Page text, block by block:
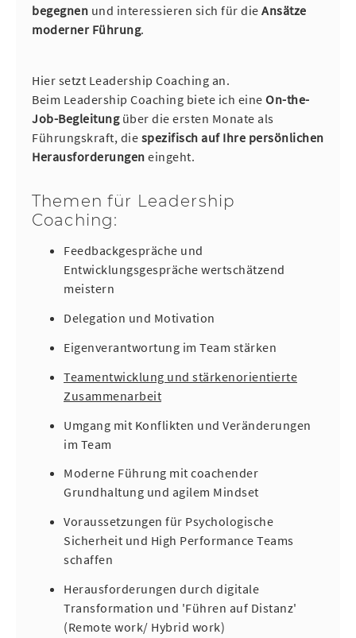
begegnen und interessieren sich für die Ansätze
moderner Führung.
Hier setzt Leadership Coaching an.
Beim Leadership Coaching biete ich eine On-the-
Job-Begleitung über die ersten Monate als
Führungskraft, die spezifisch auf Ihre persönlichen
Herausforderungen eingeht.
Themen für Leadership
Coaching:
Feedbackgespräche und
Entwicklungsgespräche wertschätzend
meistern
Delegation und Motivation
Eigenverantwortung im Team stärken
Teamentwicklung und stärkenorientierte
Zusammenarbeit
Umgang mit Konflikten und Veränderungen
im Team
Moderne Führung mit coachender
Grundhaltung und agilem Mindset
Voraussetzungen für Psychologische
Sicherheit und High Performance Teams
schaffen
Herausforderungen durch digitale
Transformation und 'Führen auf Distanz'
(Remote work/ Hybrid work)